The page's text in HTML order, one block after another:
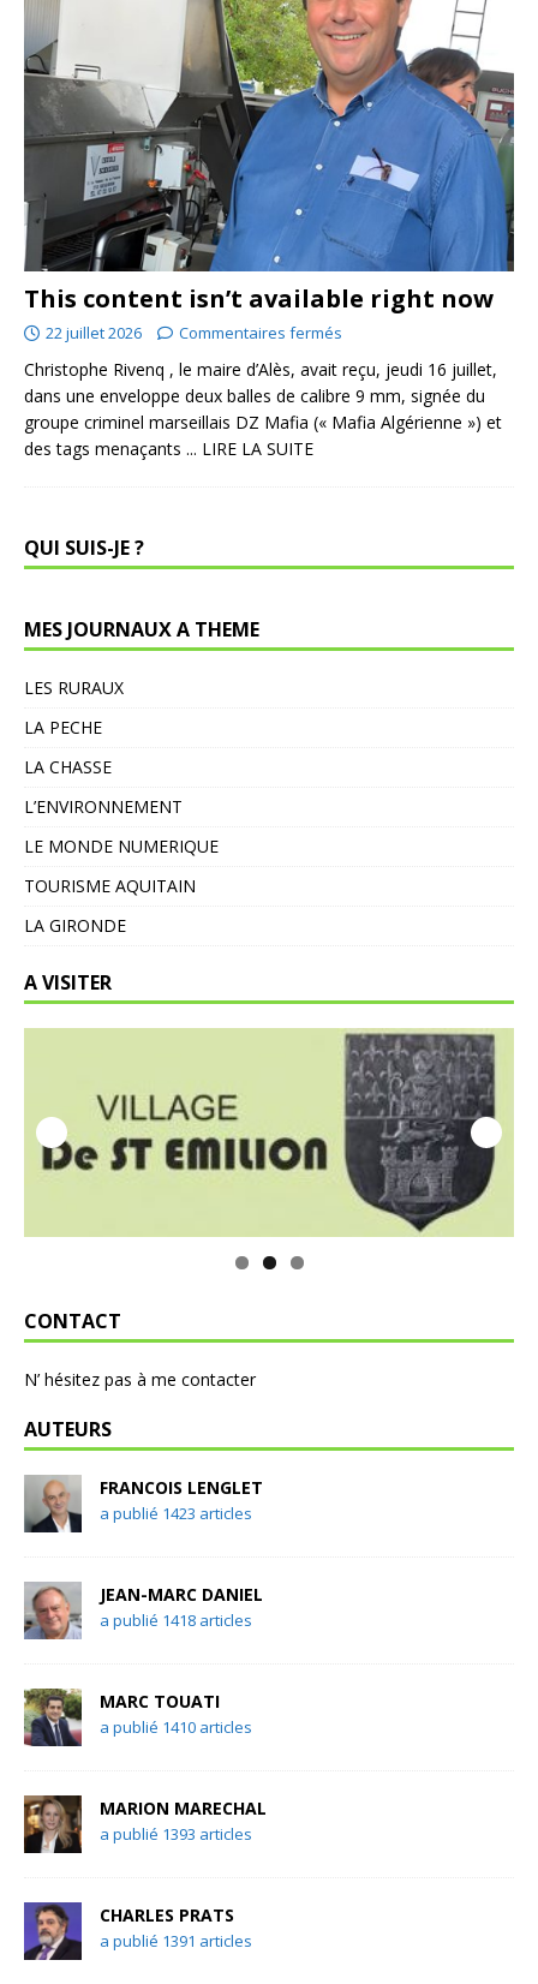
This content isn’t available right now
22 juillet 2026 Commentaires fermés
Christophe Rivenq , le maire d’Alès, avait reçu, jeudi 16 juillet,
dans une enveloppe deux balles de calibre 9 mm, signée du
groupe criminel marseillais DZ Mafia (« Mafia Algérienne ») et
des tags menaçants ... LIRE LA SUITE
QUI SUIS-JE ?
MES JOURNAUX A THEME
LES RURAUX
LA PECHE
LA CHASSE
L’ENVIRONNEMENT
LE MONDE NUMERIQUE
TOURISME AQUITAIN
LA GIRONDE
A VISITER
CONTACT
N’ hésitez pas à me contacter
AUTEURS
FRANCOIS LENGLET
a publié 1423 articles
JEAN-MARC DANIEL
a publié 1418 articles
MARC TOUATI
a publié 1410 articles
MARION MARECHAL
a publié 1393 articles
CHARLES PRATS
a publié 1391 articles